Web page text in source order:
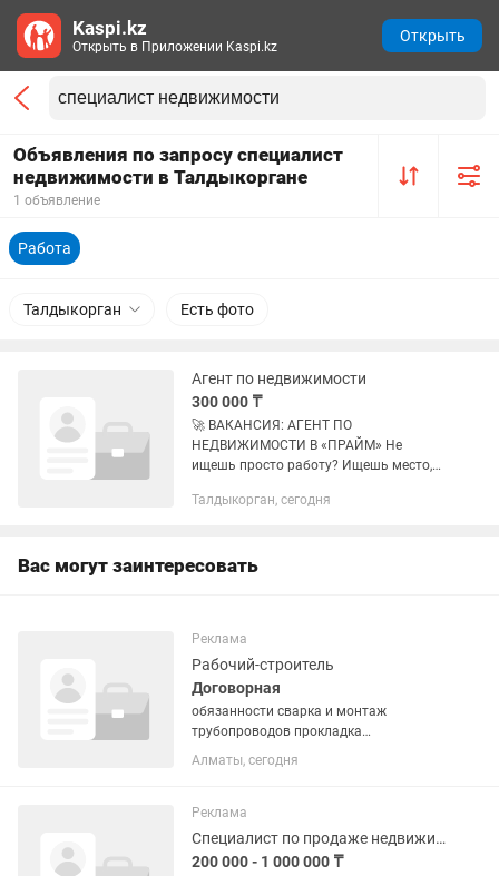
Объявления по запросу специалист
недвижимости в Талдыкоргане
1 объявление
Работа
Талдыкорган Есть фото
Агент по недвижимости
300 000 ₸
🚀 ВАКАНСИЯ: АГЕНТ ПО
НЕДВИЖИМОСТИ В «ПРАЙМ» Не
ищешь просто работу? Ищешь место,
достойно зарабатывать и стать
Талдыкорган, сегодня
Вас могут заинтересовать
Реклама
Рабочий-строитель
Договорная
обязанности сварка и монтаж
трубопроводов прокладка
трубопровода по проектной
документации проведение испытаний и
прорабами и инженерами и другими
специалистами на...
Алматы, сегодня
Реклама
Специалист по продаже недвижимости
200 000 - 1 000 000 ₸
Kaspi.kz
Открыть в Приложении Kaspi.kz
Открыть